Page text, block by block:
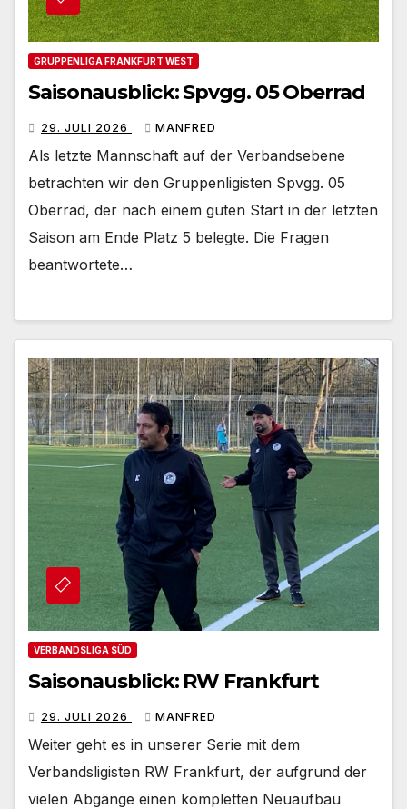
GRUPPENLIGA FRANKFURT WEST
Saisonausblick: Spvgg. 05 Oberrad
29. JULI 2026 MANFRED
Als letzte Mannschaft auf der Verbandsebene
betrachten wir den Gruppenligisten Spvgg. 05
Oberrad, der nach einem guten Start in der letzten
Saison am Ende Platz 5 belegte. Die Fragen
beantwortete…
VERBANDSLIGA SÜD
Saisonausblick: RW Frankfurt
29. JULI 2026 MANFRED
Weiter geht es in unserer Serie mit dem
Verbandsligisten RW Frankfurt, der aufgrund der
vielen Abgänge einen kompletten Neuaufbau